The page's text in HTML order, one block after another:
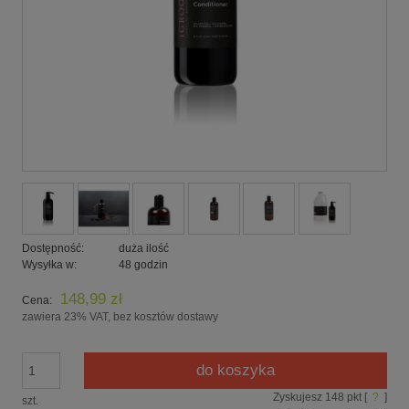
Dostępność:
duża ilość
Wysyłka w:
48 godzin
Cena: 148,99 zł
zawiera 23% VAT, bez kosztów dostawy
szt.
do koszyka
Zyskujesz 148 pkt [ ? ]